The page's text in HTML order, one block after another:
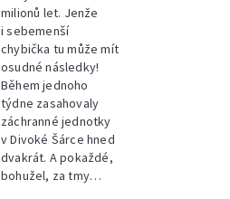
milionů let. Jenže
i sebemenší
chybička tu může mít
osudné následky!
Během jednoho
týdne zasahovaly
záchranné jednotky
v Divoké Šárce hned
dvakrát. A pokaždé,
bohužel, za tmy…